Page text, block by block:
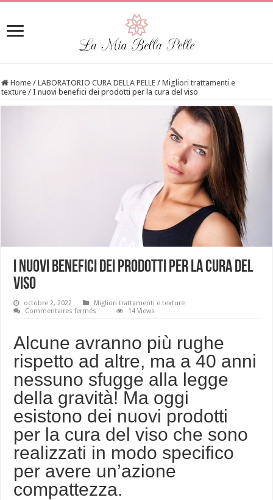
Home / LABORATORIO CURA DELLA PELLE / Migliori trattamenti e
texture / I nuovi benefici dei prodotti per la cura del viso
I nuovi benefici dei prodotti per la cura del
viso
octobre 2, 2022
Migliori trattamenti e texture
Commentaires fermés
dei
prodotti
per
la
cura
del
viso
14 Views
Alcune avranno più rughe
rispetto ad altre, ma a 40 anni
nessuno sfugge alla legge
della gravità! Ma oggi
esistono dei nuovi prodotti
per la cura del viso che sono
realizzati in modo specifico
per avere un’azione
compattezza.